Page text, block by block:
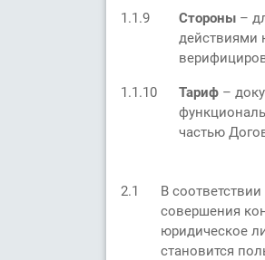
1.1.9 Стороны –
действиями
1.1.10 Тариф –
частью
2.1
В
совершения
юридическое
становится